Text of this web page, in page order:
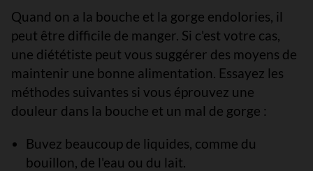
Quand on a la bouche et la gorge endolories, il
peut être difficile de manger. Si c'est votre cas,
une diététiste peut vous suggérer des moyens de
maintenir une bonne alimentation. Essayez les
méthodes suivantes si vous éprouvez une
douleur dans la bouche et un mal de gorge :
Buvez beaucoup de liquides, comme du
bouillon, de l'eau ou du lait.